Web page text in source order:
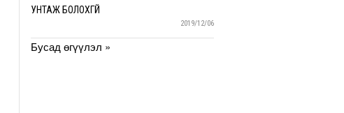
УНТАЖ БОЛОХГҮЙ
2019/12/06
Бусад өгүүлэл »